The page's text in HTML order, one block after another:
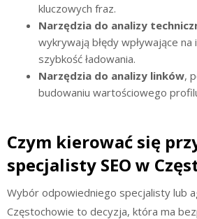
kluczowych fraz.
Narzędzia do analizy
wykrywają błędy wpływające na
szybkość ładowania.
Narzędzia do analizy linków,
budowaniu wartościowego
Czym kierować się
specjalisty SEO w
Wybór odpowiedniego specjalisty lub
Częstochowie to decyzja, która ma